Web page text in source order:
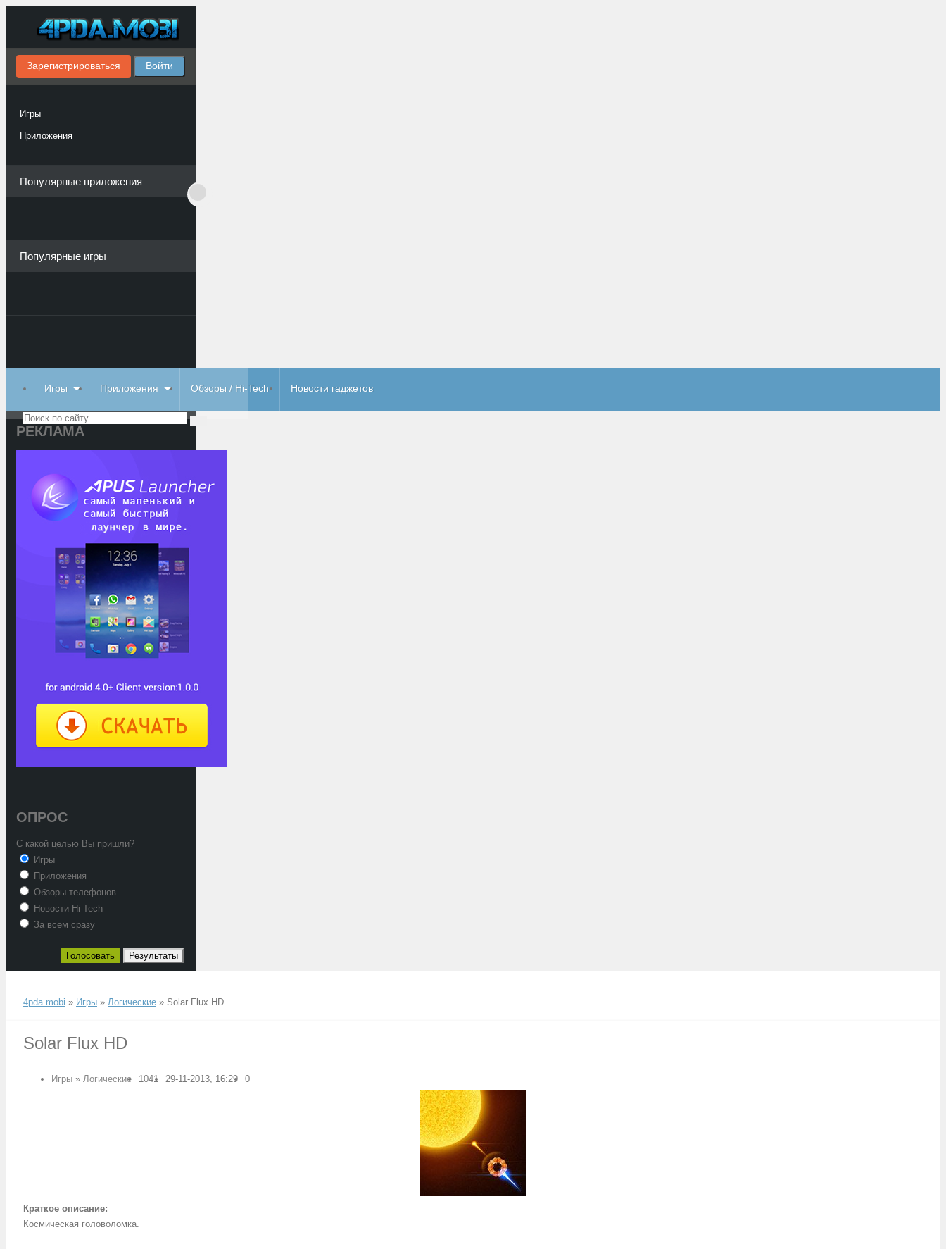
Зарегистрироваться Войти
Игры
Приложения
Популярные приложения
Популярные игры
Игры Приложения Обзоры / Hi-Tech Новости гаджетов
РЕКЛАМА
ОПРОС
С какой целью Вы пришли?
Игры
Приложения
Обзоры телефонов
Новости Hi-Tech
За всем сразу
Голосовать Результаты
4pda.mobi » Игры » Логические » Solar Flux HD
Solar Flux HD
Игры » Логические 1041 29-11-2013, 16:29 0
Краткое описание:
Космическая головоломка.